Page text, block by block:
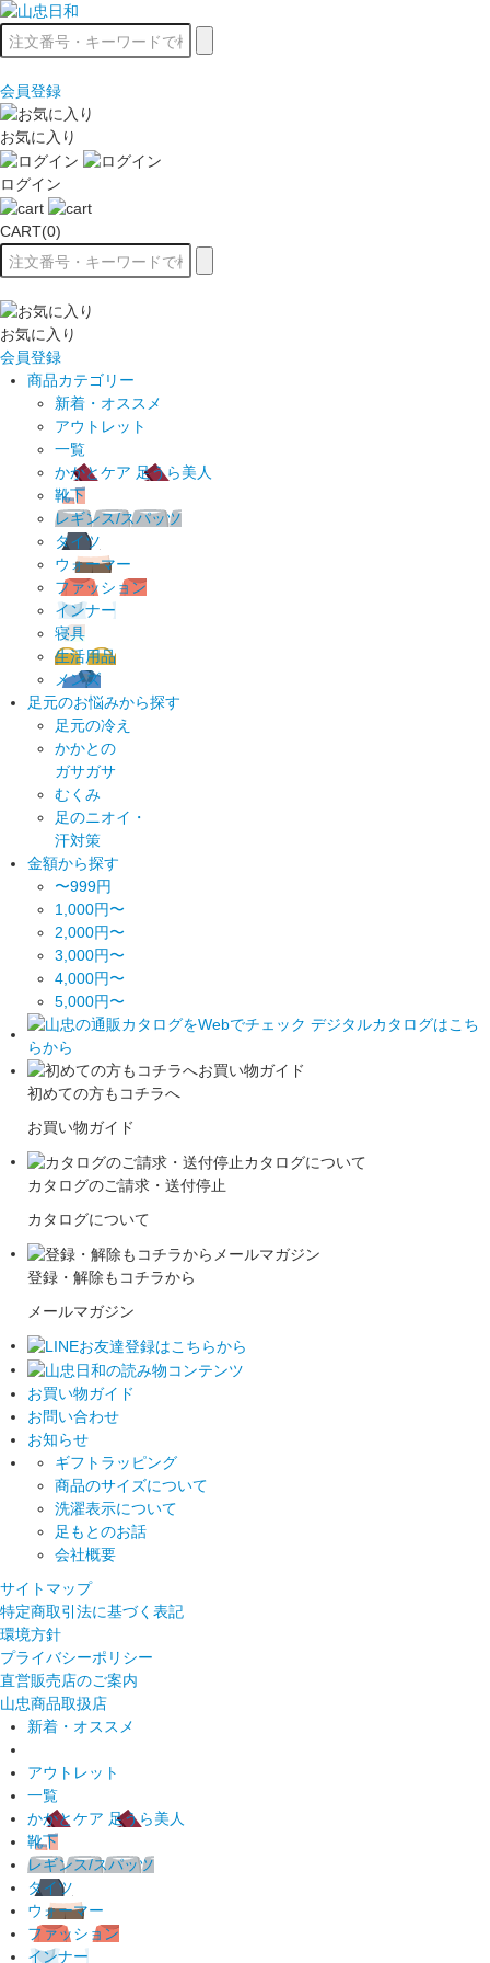
会員登録
お気に入り
ログイン
CART(0)
お気に入り
会員登録
商品カテゴリー
新着・オススメ
アウトレット
一覧
かかとケア 足うら美人
靴下
レギンス/スパッツ
タイツ
ウォーマー
ファッション
インナー
寝具
生活用品
メンズ
足元のお悩みから探す
足元の冷え
かかとの
ガサガサ
むくみ
足のニオイ・
汗対策
金額から探す
〜999円
1,000円〜
2,000円〜
3,000円〜
4,000円〜
5,000円〜
初めての方もコチラへ
お買い物ガイド
カタログのご請求・送付停止
カタログについて
登録・解除もコチラから
メールマガジン
お買い物ガイド
お問い合わせ
お知らせ
ギフトラッピング
商品のサイズについて
洗濯表示について
足もとのお話
会社概要
サイトマップ
特定商取引法に基づく表記
環境方針
プライバシーポリシー
直営販売店のご案内
山忠商品取扱店
新着・オススメ
アウトレット
一覧
かかとケア 足うら美人
靴下
レギンス/スパッツ
タイツ
ウォーマー
ファッション
インナー